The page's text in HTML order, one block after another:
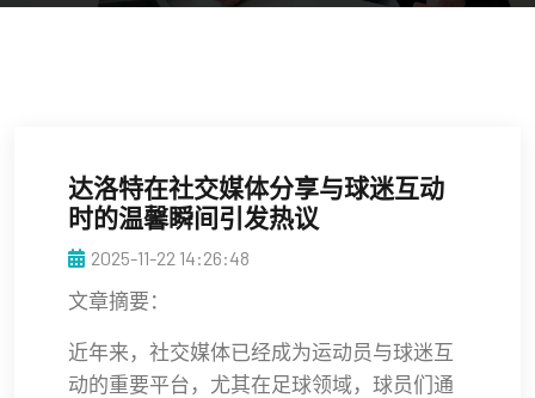
达洛特在社交媒体分享与球迷互动
时的温馨瞬间引发热议
2025-11-22 14:26:48
文章摘要：
近年来，社交媒体已经成为运动员与球迷互
动的重要平台，尤其在足球领域，球员们通